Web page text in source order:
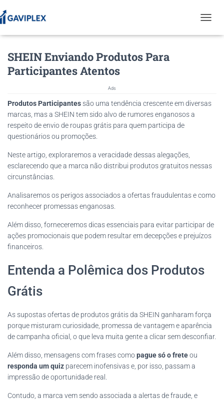
O
V
N
SHEIN Enviando Produtos Para
Participantes Atentos
Ads
Produtos Participantessão uma tendência crescente em diversas
marcas, mas a SHEIN tem sido alvo de rumores enganosos a
respeito de envio de roupas grátis para quem participa de
questionários ou promoções.
Neste artigo, exploraremos a veracidade dessas alegações,
esclarecendo que a marca não distribui produtos gratuitos nessas
circunstâncias.
Analisaremos os perigos associados a ofertas fraudulentas e como
reconhecer promessas enganosas.
Além disso, forneceremos dicas essenciais para evitar participar de
ações promocionais que podem resultar em decepções e prejuízos
financeiros.
Entenda a Polêmica dos Produtos
Grátis
As supostas ofertas de produtos grátis da SHEIN ganharam força
porque misturam curiosidade, promessa de vantagem e aparência
de campanha oficial, o que leva muita gente a clicar sem desconfiar.
Além disso, mensagens com frases comopague só o freteou
responda um quiz parecem inofensivas e, por isso, passam a
impressão de oportunidade real.
Contudo, a marca vem sendo associada a alertas de fraude, e